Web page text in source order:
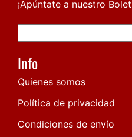
¡Apúntate a nuestro
Info
Quienes somos
Política de privacidad
Condiciones de envío